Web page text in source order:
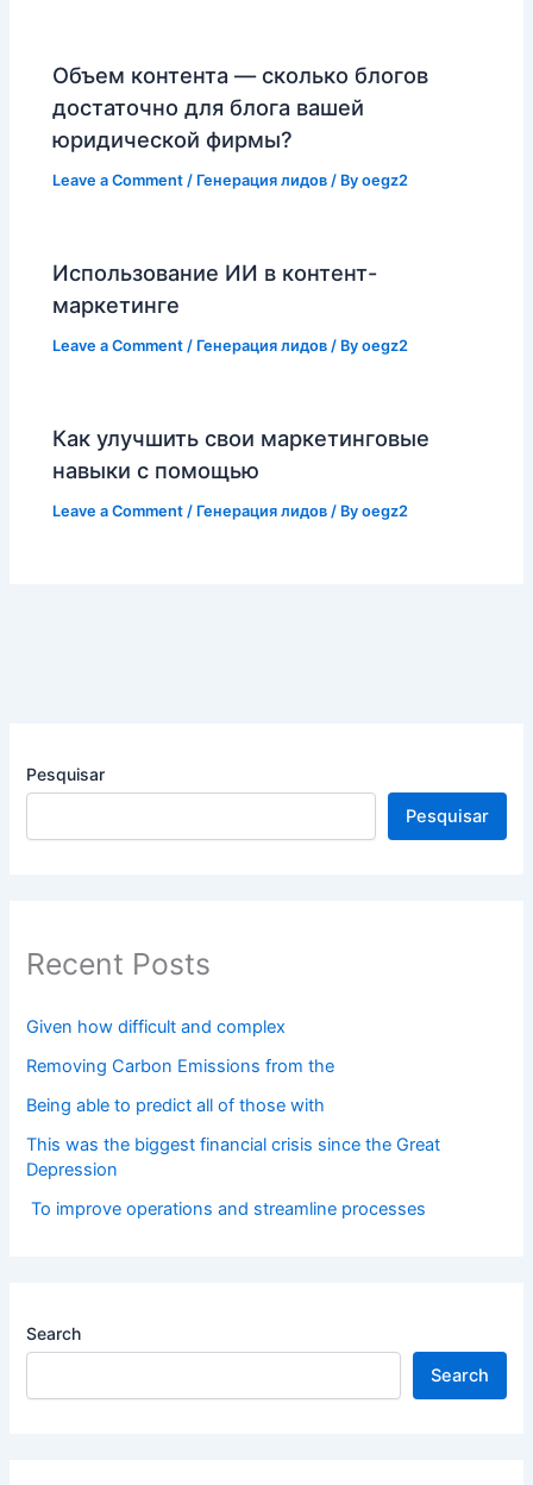
Объем контента — сколько блогов
достаточно для блога вашей
юридической фирмы?
Leave a Comment / Генерация лидов / Byoegz2
Использование ИИ в контент-
маркетинге
Leave a Comment / Генерация лидов / Byoegz2
Как улучшить свои маркетинговые
навыки с помощью
Leave a Comment / Генерация лидов / Byoegz2
Pesquisar
Pesquisar
Recent Posts
Given how difficult and complex
Removing Carbon Emissions from the
Being able to predict all of those with
This was the biggest financial crisis since the Great
Depression
To improve operations and streamline processes
Search
Search